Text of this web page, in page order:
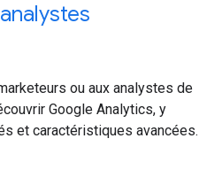
ou aux analystes de
Google Analytics, y
et caractéristiques avancées.